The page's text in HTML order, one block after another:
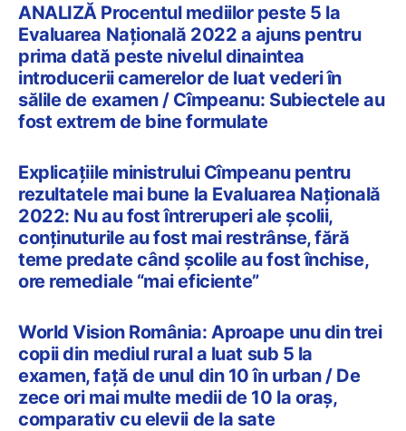
ANALIZĂ Procentul mediilor peste 5 la
Evaluarea Națională 2022 a ajuns pentru
prima dată peste nivelul dinaintea
introducerii camerelor de luat vederi în
sălile de examen / Cîmpeanu: Subiectele au
fost extrem de bine formulate
Explicațiile ministrului Cîmpeanu pentru
rezultatele mai bune la Evaluarea Națională
2022: Nu au fost întreruperi ale școlii,
conținuturile au fost mai restrânse, fără
teme predate când școlile au fost închise,
ore remediale “mai eficiente”
World Vision România: Aproape unu din trei
copii din mediul rural a luat sub 5 la
examen, față de unul din 10 în urban / De
zece ori mai multe medii de 10 la oraș,
comparativ cu elevii de la sate